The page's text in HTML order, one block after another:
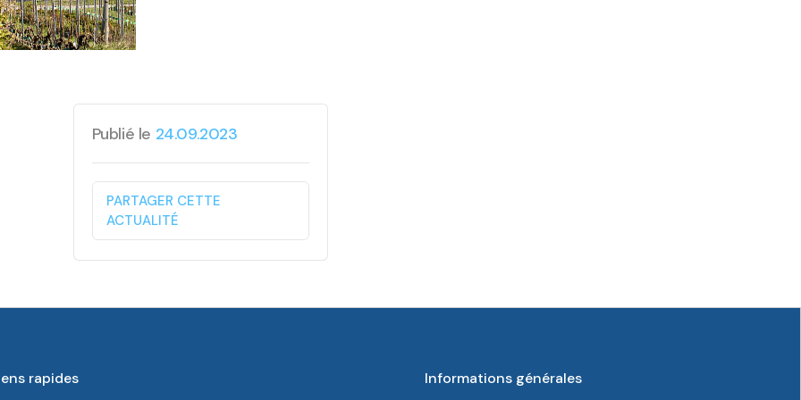
Publié le 24.09.2023
PARTAGER CETTE
ACTUALITÉ
rapides Informations générales